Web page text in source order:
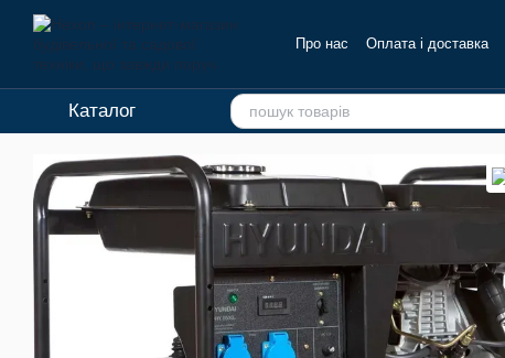
Перейти до основного контенту
Про нас Оплата і доставка
Каталог